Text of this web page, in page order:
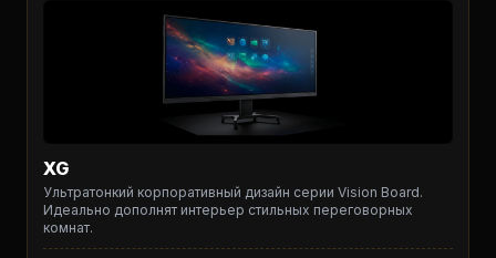
XG
Ультратонкий корпоративный дизайн серии Vision Board.
Идеально дополнят интерьер стильных переговорных
комнат.